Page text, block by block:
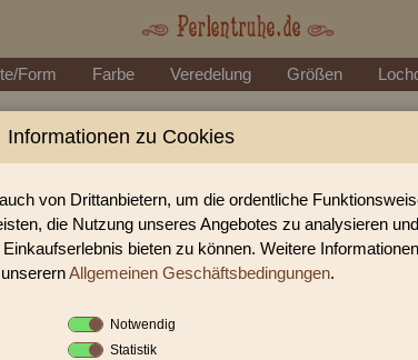
Form Farbe Veredelung Größen
Perlen Shop für gedrückte Perlen Blüten
Perlen Shop finden sie zahlreich gedrückte Perlen Blüten &
Sie befinden sich in folgender
Blüten & Blätter
Informationen zu Cookies
von Drittanbietern, um die ordentliche
die Nutzung unseres Angebotes zu analysieren und
bieten zu können. Weitere Informationen
Allgemeinen Geschäftsbedingungen.
Notwendig
Statistik